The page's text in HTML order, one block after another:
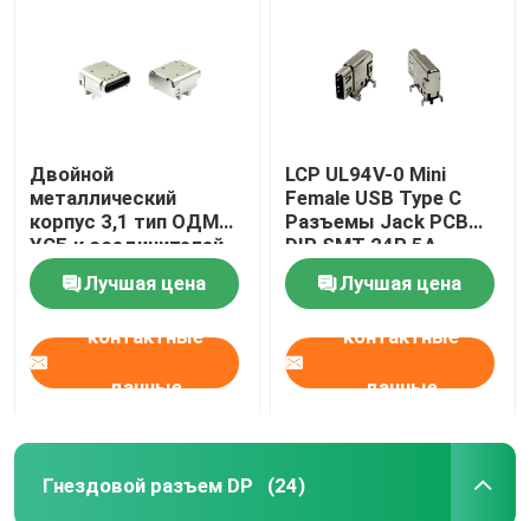
Двойной
металлический
корпус 3,1 тип ОДМ
УСБ к соединителей
ПКБ женский 24Пин
Лучшая цена
контактные
данные
LCP UL94V-0 Mini
Female USB Type C
Разъемы Jack PCB
DIP SMT 24P 5A
Лучшая цена
контактные
данные
Гнездовой разъем DP (24)